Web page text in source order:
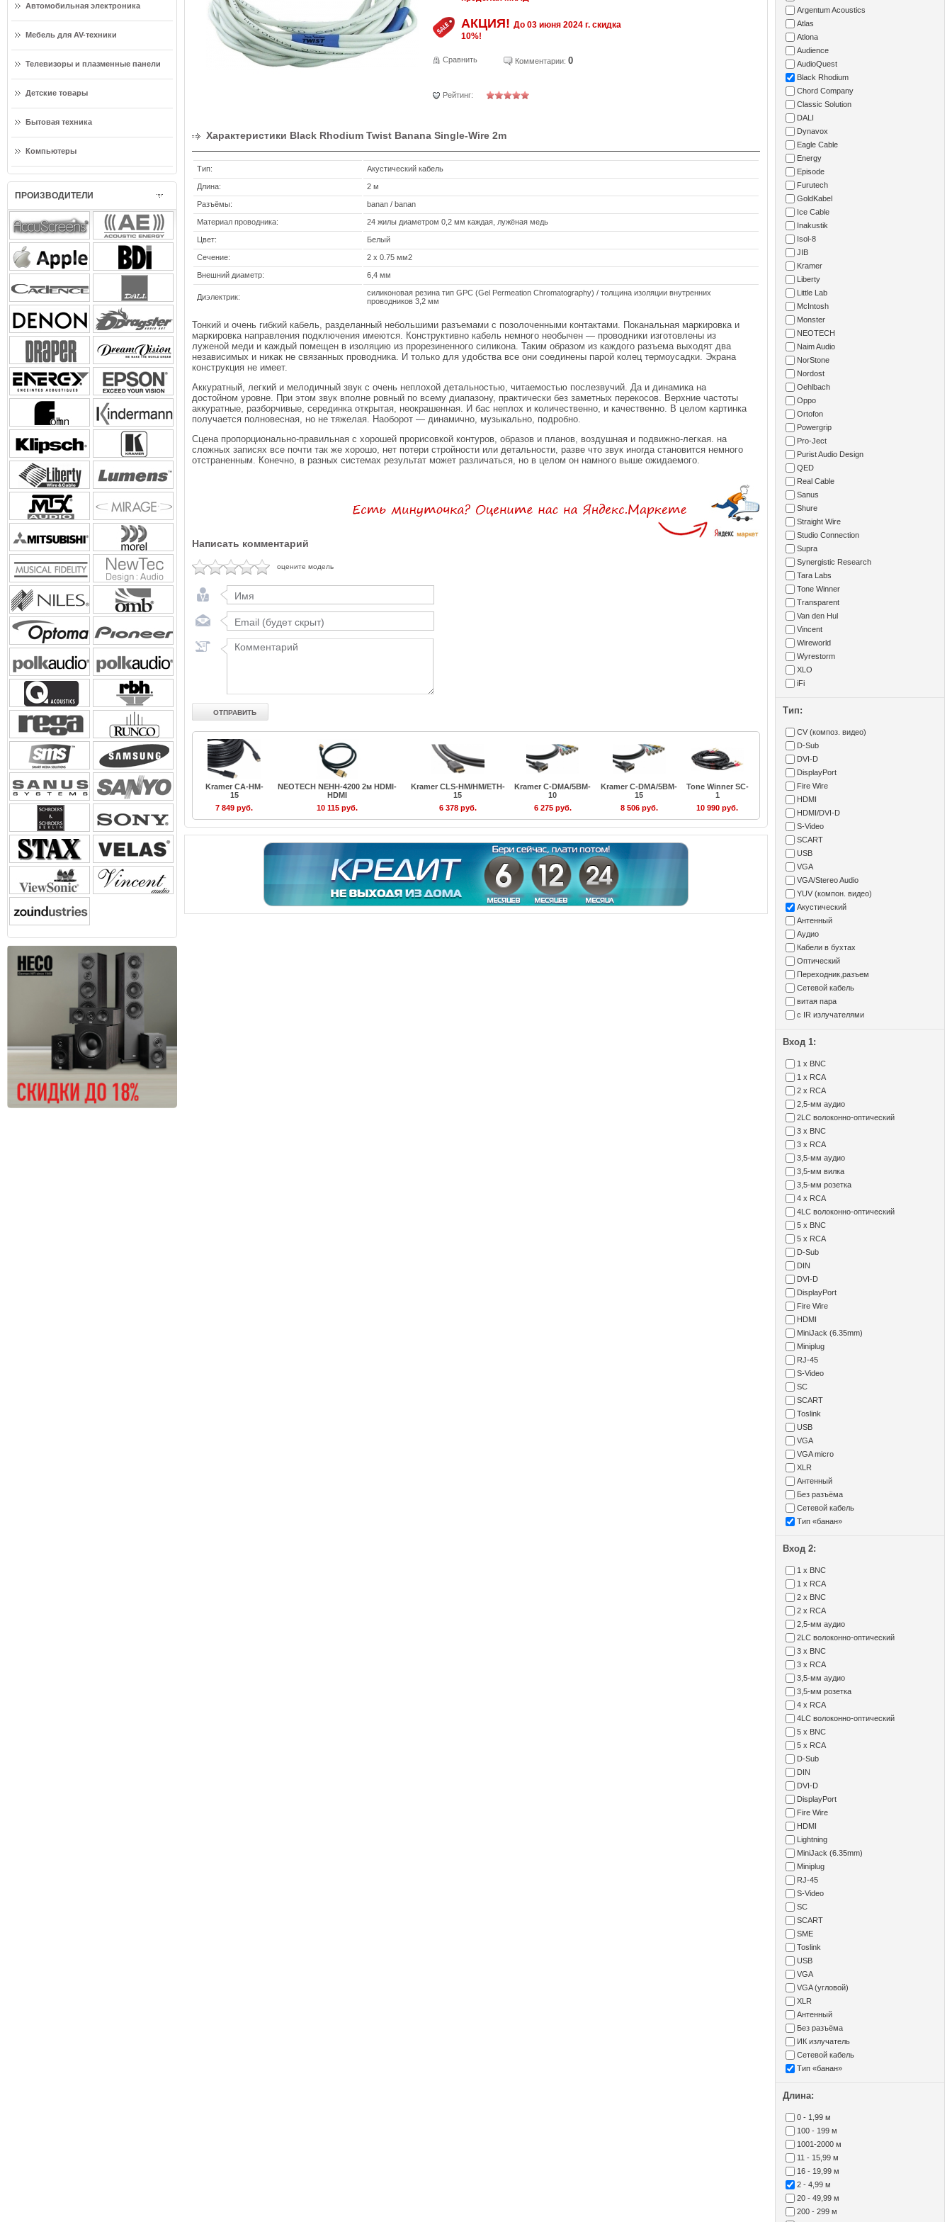
Автомобильная электроника
Мебель для AV-техники
Телевизоры и плазменные панели
Детские товары
Бытовая техника
Компьютеры
ПРОИЗВОДИТЕЛИ
АКЦИЯ! До 03 июня 2024 г. скидка
10%!
Сравнить Комментарии: 0
Рейтинг:
Характеристики Black Rhodium Twist Banana Single-Wire 2m
Тип: Акустический кабель
Длина: 2 м
Разъёмы: banan / banan
Материал проводника: 24 жилы диаметром 0,2 мм каждая, лужёная медь
Цвет: Белый
Сечение: 2 x 0.75 мм2
Внешний диаметр: 6,4 мм
Диэлектрик:
силиконовая резина тип GPC (Gel Permeation Chromatography) / толщина изоляции внутренних
проводников 3,2 мм
Тонкий и очень гибкий кабель, разделанный небольшими разъемами с позолоченными контактами. Поканальная маркировка и
маркировка направления подключения имеются. Конструктивно кабель немного необычен — проводники изготовлены из
луженой меди и каждый помещен в изоляцию из прорезиненного силикона. Таким образом из каждого разъема выходят два
независимых и никак не связанных проводника. И только для удобства все они соединены парой колец термоусадки. Экрана
конструкция не имеет.
Аккуратный, легкий и мелодичный звук с очень неплохой детальностью, читаемостью послезвучий. Да и динамика на
достойном уровне. При этом звук вполне ровный по всему диапазону, практически без заметных перекосов. Верхние частоты
аккуратные, разборчивые, серединка открытая, неокрашенная. И бас неплох и количественно, и качественно. В целом картинка
получается полновесная, но не тяжелая. Наоборот — динамично, музыкально, подробно.
Сцена пропорционально-правильная с хорошей прорисовкой контуров, образов и планов, воздушная и подвижно-легкая. на
сложных записях все почти так же хорошо, нет потери стройности или детальности, разве что звук иногда становится немного
отстраненным. Конечно, в разных системах результат может различаться, но в целом он намного выше ожидаемого.
Написать комментарий
оцените модель
Kramer CA-HM-
15
7 849 руб.
NEOTECH NEHH-4200 2м HDMI-
HDMI
10 115 руб.
Kramer CLS-HM/HM/ETH-
15
6 378 руб.
Kramer C-DMA/5BM-
10
6 275 руб.
Kramer C-DMA/5BM-
15
8 506 руб.
Tone Winner SC-
1
10 990 руб.
Argentum Acoustics
Atlas
Atlona
Audience
AudioQuest
Black Rhodium
Chord Company
Classic Solution
DALI
Dynavox
Eagle Cable
Energy
Episode
Furutech
GoldKabel
Ice Cable
Inakustik
Isol-8
JIB
Kramer
Liberty
Little Lab
McIntosh
Monster
NEOTECH
Naim Audio
NorStone
Nordost
Oehlbach
Oppo
Ortofon
Powergrip
Pro-Ject
Purist Audio Design
QED
Real Cable
Sanus
Shure
Straight Wire
Studio Connection
Supra
Synergistic Research
Tara Labs
Tone Winner
Transparent
Van den Hul
Vincent
Wireworld
Wyrestorm
XLO
iFi
Тип:
CV (композ. видео)
D-Sub
DVI-D
DisplayPort
Fire Wire
HDMI
HDMI/DVI-D
S-Video
SCART
USB
VGA
VGA/Stereo Audio
YUV (компон. видео)
Акустический
Антенный
Аудио
Кабели в бухтах
Оптический
Переходник,разъем
Сетевой кабель
витая пара
с IR излучателями
Вход 1:
1 x BNC
1 x RCA
2 x RCA
2,5-мм аудио
2LC волоконно-оптический
3 x BNC
3 x RCA
3,5-мм аудио
3,5-мм вилка
3,5-мм розетка
4 x RCA
4LC волоконно-оптический
5 x BNC
5 x RCA
D-Sub
DIN
DVI-D
DisplayPort
Fire Wire
HDMI
MiniJack (6.35mm)
Miniplug
RJ-45
S-Video
SC
SCART
Toslink
USB
VGA
VGA micro
XLR
Антенный
Без разъёма
Сетевой кабель
Тип «банан»
Вход 2:
1 x BNC
1 x RCA
2 x BNC
2 x RCA
2,5-мм аудио
2LC волоконно-оптический
3 x BNC
3 x RCA
3,5-мм аудио
3,5-мм розетка
4 x RCA
4LC волоконно-оптический
5 x BNC
5 x RCA
D-Sub
DIN
DVI-D
DisplayPort
Fire Wire
HDMI
Lightning
MiniJack (6.35mm)
Miniplug
RJ-45
S-Video
SC
SCART
SME
Toslink
USB
VGA
VGA (угловой)
XLR
Антенный
Без разъёма
ИК излучатель
Сетевой кабель
Тип «банан»
Длина:
0 - 1,99 м
100 - 199 м
1001-2000 м
11 - 15,99 м
16 - 19,99 м
2 - 4,99 м
20 - 49,99 м
200 - 299 м